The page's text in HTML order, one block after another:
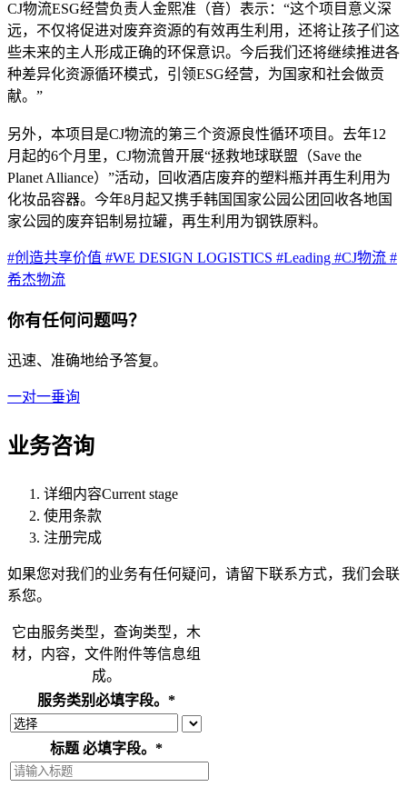
CJ物流ESG经营负责人金熙准（音）表示：“这个项目意义深
远，不仅将促进对废弃资源的有效再生利用，还将让孩子们这
些未来的主人形成正确的环保意识。今后我们还将继续推进各
种差异化资源循环模式，引领ESG经营，为国家和社会做贡
献。”
另外，本项目是CJ物流的第三个资源良性循环项目。去年12
月起的6个月里，CJ物流曾开展“拯救地球联盟（Save the
Planet Alliance）”活动，回收酒店废弃的塑料瓶并再生利用为
化妆品容器。今年8月起又携手韩国国家公园公团回收各地国
家公园的废弃铝制易拉罐，再生利用为钢铁原料。
#创造共享价值 #WE DESIGN LOGISTICS #Leading #CJ物流 #
希杰物流
你有任何问题吗？
迅速、准确地给予答复。
一对一垂询
业务咨询
详细内容Current stage
使用条款
注册完成
如果您对我们的业务有任何疑问，请留下联系方式，我们会联
系您。
它由服务类型，查询类型，木
材，内容，文件附件等信息组
成。
服务类别 必填字段。 *
标题 必填字段。 *